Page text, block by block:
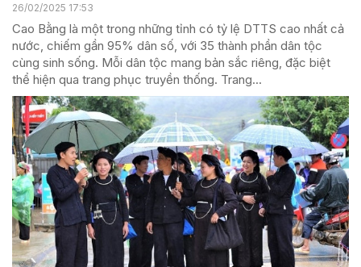
26/02/2025 17:53
Cao Bằng là một trong những tỉnh có tỷ lệ DTTS cao nhất cả
nước, chiếm gần 95% dân số, với 35 thành phần dân tộc
cùng sinh sống. Mỗi dân tộc mang bản sắc riêng, đặc biệt
thể hiện qua trang phục truyền thống. Trang...